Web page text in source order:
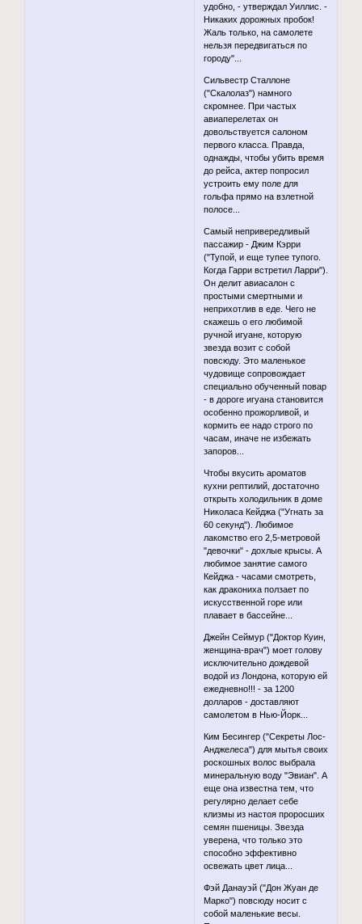
удобно, - утверждал Уиллис. -
Никаких дорожных пробок!
Жаль только, на самолете
нельзя передвигаться по
городу"...
Сильвестр Сталлоне
("Скалолаз") намного
скромнее. При частых
авиаперелетах он
довольствуется салоном
первого класса. Правда,
однажды, чтобы убить время
до рейса, актер попросил
устроить ему поле для
гольфа прямо на взлетной
полосе...
Самый непривередливый
пассажир - Джим Кэрри
("Тупой, и еще тупее тупого.
Когда Гарри встретил Ларри").
Он делит авиасалон с
простыми смертными и
неприхотлив в еде. Чего не
скажешь о его любимой
ручной игуане, которую
звезда возит с собой
повсюду. Это маленькое
чудовище сопровождает
специально обученный повар
- в дороге игуана становится
особенно прожорливой, и
кормить ее надо строго по
часам, иначе не избежать
запоров...
Чтобы вкусить ароматов
кухни рептилий, достаточно
открыть холодильник в доме
Николаса Кейджа ("Угнать за
60 секунд"). Любимое
лакомство его 2,5-метровой
"девочки" - дохлые крысы. А
любимое занятие самого
Кейджа - часами смотреть,
как дракониха ползает по
искусственной горе или
плавает в бассейне...
Джейн Сеймур ("Доктор Куин,
женщина-врач") моет голову
исключительно дождевой
водой из Лондона, которую ей
ежедневно!!! - за 1200
долларов - доставляют
самолетом в Нью-Йорк...
Ким Бесингер ("Секреты Лос-
Анджелеса") для мытья своих
роскошных волос выбрала
минеральную воду "Эвиан". А
еще она известна тем, что
регулярно делает себе
клизмы из настоя проросших
семян пшеницы. Звезда
уверена, что только это
способно эффективно
освежать цвет лица...
Фэй Данауэй ("Дон Жуан де
Марко") повсюду носит с
собой маленькие весы.